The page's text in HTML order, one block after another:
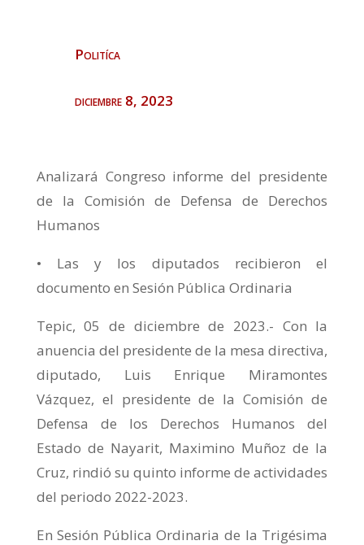
Politíca
diciembre 8, 2023
Analizará Congreso informe del presidente
de la Comisión de Defensa de Derechos
Humanos
• Las y los diputados recibieron el
documento en Sesión Pública Ordinaria
Tepic, 05 de diciembre de 2023.- Con la
anuencia del presidente de la mesa directiva,
diputado, Luis Enrique Miramontes
Vázquez, el presidente de la Comisión de
Defensa de los Derechos Humanos del
Estado de Nayarit, Maximino Muñoz de la
Cruz, rindió su quinto informe de actividades
del periodo 2022-2023.
En Sesión Pública Ordinaria de la Trigésima